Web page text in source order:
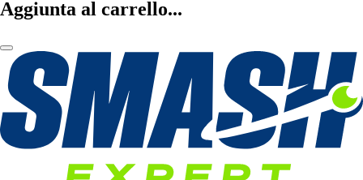
Aggiunta al carrello...